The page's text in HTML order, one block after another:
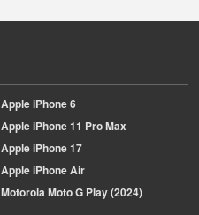
AppleiPhone 6
AppleiPhone 11 Pro Max
AppleiPhone 17
AppleiPhone Air
MotorolaMoto G Play (2024)